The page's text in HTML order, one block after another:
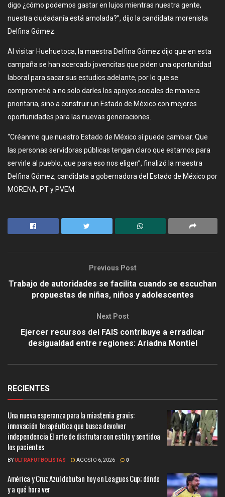
digo ¿cómo podemos gastar en lujos mientras nuestra gente,
nuestra ciudadanía está amolada?”, dijo la candidata morenista
Delfina Gómez.
Al visitar Huehuetoca, la maestra Delfina Gómez dijo que en esta
campaña se han acercado jovencitas que piden una oportunidad
laboral para sacar sus estudios adelante, por lo que se
comprometió a no solo darles los apoyos sociales de manera
prioritaria, sino a construir un Estado de México con mejores
oportunidades para las nuevas generaciones.
“Créanme que nuestro Estado de México sí puede cambiar. Que
las personas servidoras públicas tengan claro que estamos para
servirle al pueblo, que para eso nos eligen”, finalizó la maestra
Delfina Gómez, candidata a gobernadora del Estado de México por
MORENA, PT y PVEM.
Previous Post
Trabajo de autoridades se facilita cuando se escuchan
propuestas de niñas, niños y adolescentes
Next Post
Ejercer recursos del FAIS contribuye a erradicar
desigualdad entre regiones: Ariadna Montiel
RECIENTES
Una nueva esperanza para la miastenia gravis:
innovación terapéutica que busca devolver
independencia El arte de disfrutar con estilo y sentidoa
los pacientes
BYULTRAFUTBOLISTAS AGOSTO 6, 2026 0
América y Cruz Azul debutan hoy en Leagues Cup; dónde
y a qué hora ver